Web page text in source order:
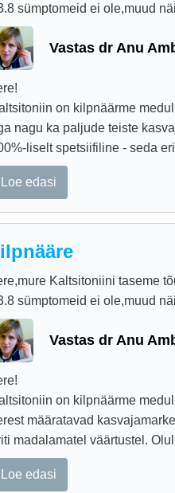
sümptomeid ei ole,muud
Vastas dr Anu
on kilpnäärme
nagu ka paljude teiste
liselt spetsiifiline - seda
Loe edasi
Kaltsitoniini taseme
sümptomeid ei ole,muud
Vastas dr Anu
on kilpnäärme
määratavad
madalamatel väärtustel.
Loe edasi